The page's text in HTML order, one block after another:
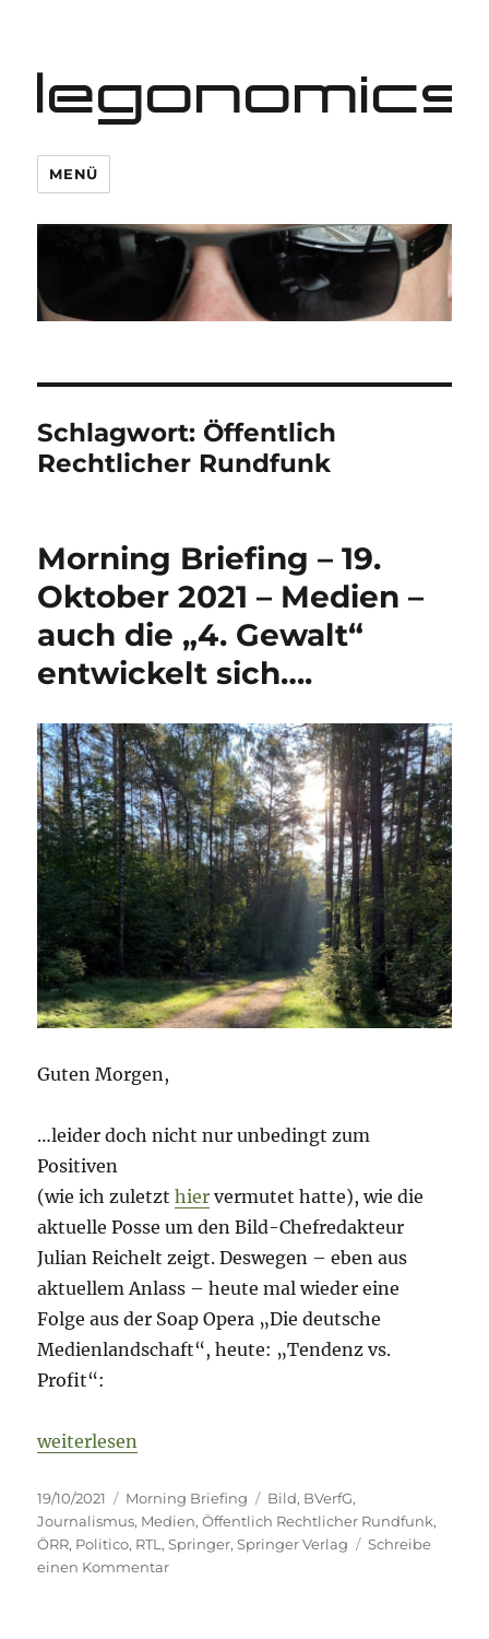
legonomics
MENÜ
Schlagwort: Öffentlich
Rechtlicher Rundfunk
Morning Briefing – 19.
Oktober 2021 – Medien –
auch die „4. Gewalt“
entwickelt sich….
Guten Morgen,
…leider doch nicht nur unbedingt zum
Positiven
(wie ich zuletzthier vermutet hatte), wie die
aktuelle Posse um den Bild-Chefredakteur
Julian Reichelt zeigt. Deswegen – eben aus
aktuellem Anlass – heute mal wieder eine
Folge aus der Soap Opera „Die deutsche
Medienlandschaft“, heute: „Tendenz vs.
Profit“:
„Morning Briefing – 19. Oktober 2021 – Medien –
weiterlesen
Veröffentlicht
am
19/10/2021 Kategorien
Morning Briefing Schlagwörter
Bild, BVerfG,
Journalismus, Medien,Öffentlich Rechtlicher Rundfunk,
ÖRR, Politico, RTL,Springer,Springer Verlag
Schreibe
einen Kommentarzu